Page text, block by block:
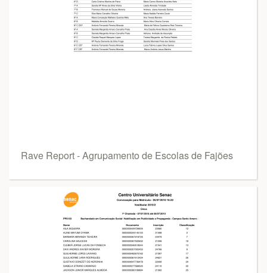
Rave Report - Agrupamento de Escolas de Fajões